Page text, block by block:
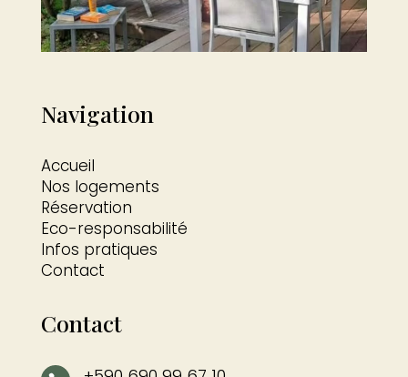
Navigation
Accueil
Nos logements
Réservation
Eco-responsabilité
Infos pratiques
Contact
Contact